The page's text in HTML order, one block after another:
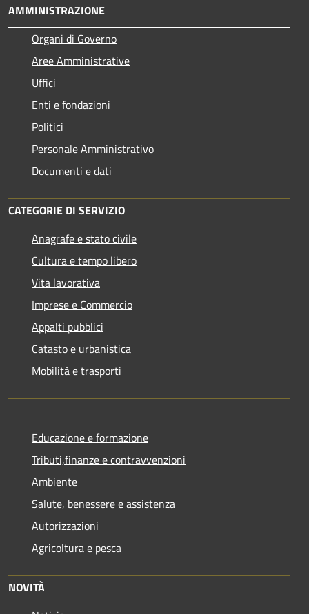
AMMINISTRAZIONE
Organi di Governo
Aree Amministrative
Uffici
Enti e fondazioni
Politici
Personale Amministrativo
Documenti e dati
CATEGORIE DI SERVIZIO
Anagrafe e stato civile
Cultura e tempo libero
Vita lavorativa
Imprese e Commercio
Appalti pubblici
Catasto e urbanistica
Mobilità e trasporti
Educazione e formazione
Tributi,finanze e contravvenzioni
Ambiente
Salute, benessere e assistenza
Autorizzazioni
Agricoltura e pesca
NOVITÀ